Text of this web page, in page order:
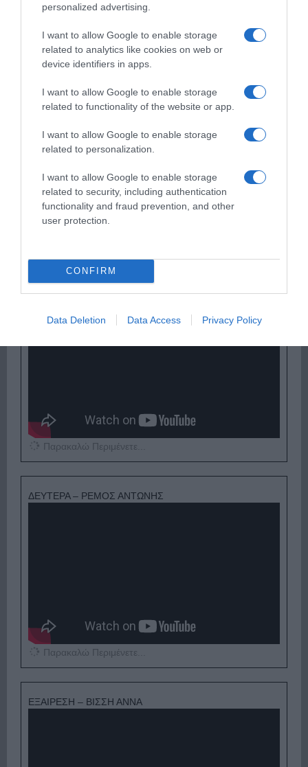
personalized advertising.
I want to allow Google to enable storage
related to analytics like cookies on web or
device identifiers in apps.
I want to allow Google to enable storage
related to functionality of the website or app.
I want to allow Google to enable storage
related to personalization.
I want to allow Google to enable storage
related to security, including authentication
functionality and fraud prevention, and other
user protection.
CONFIRM
Data Deletion Data Access Privacy Policy
Παρακαλώ Περιμένετε...
ΔΕΥΤΕΡΑ – ΡΕΜΟΣ ΑΝΤΩΝΗΣ
Παρακαλώ Περιμένετε...
ΕΞΑΙΡΕΣΗ – ΒΙΣΣΗ ΑΝΝΑ